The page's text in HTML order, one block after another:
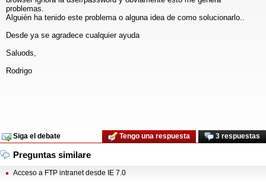
problemas.
Alguién ha tenido este problema o alguna idea de como solucionarlo..
Desde ya se agradece cualquier ayuda
Saluods,
Rodrigo
Siga el debate 3 respuestas
Tengo una respuesta
Preguntas similare
Acceso a FTP intranet desde IE 7.0